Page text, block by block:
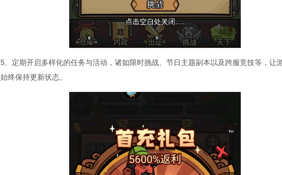
5、定期开启多样化的任务与活动，诸如限时挑战、节日主题副本以及跨服竞技等，让
始终保持更新状态。